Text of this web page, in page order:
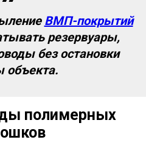
ВМП-покрытий
резервуары,
без остановки
объекта.
полимерных